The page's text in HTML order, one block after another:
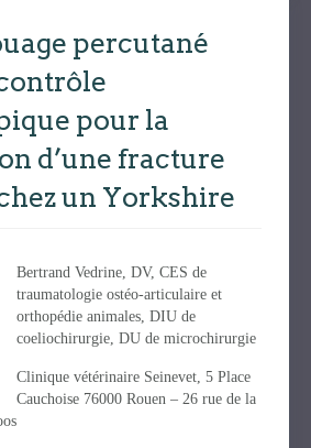
percutané
pour la
d’une fracture
un Yorkshire
Bertrand Vedrine, DV, CES de
traumatologie ostéo-articulaire et
orthopédie animales, DIU de
coeliochirurgie, DU de microchirurgie
Clinique vétérinaire Seinevet, 5 Place
Cauchoise 76000 Rouen – 26 rue de la